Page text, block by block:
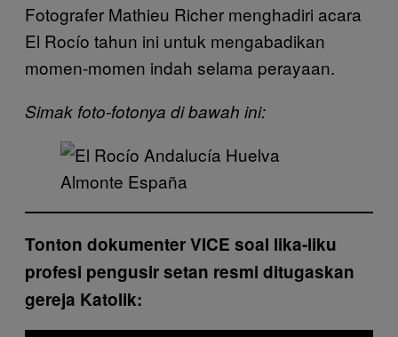
Fotografer Mathieu Richer menghadiri acara
El Rocío tahun ini untuk mengabadikan
momen-momen indah selama perayaan.
Simak foto-fotonya di bawah ini:
Tonton dokumenter VICE soal lika-liku
profesi pengusir setan resmi ditugaskan
gereja Katolik: